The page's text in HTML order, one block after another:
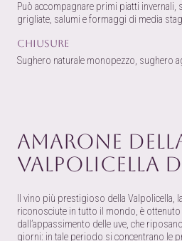
Può accompagnare primi piatti invernali,
grigliate, salumi e formaggi di media
Chiusure
Sughero naturale monopezzo, sughero
Amarone
Valpolicella
Il vino più prestigioso della Valpolicella,
riconosciute in tutto il mondo, è
dall’appassimento delle uve, che
giorni: in tale periodo si concentrano le